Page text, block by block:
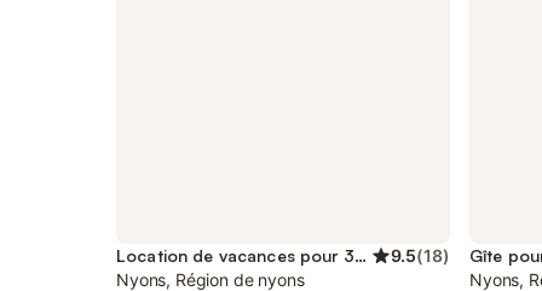
Location de vacances pour 3 personnes 9.5(18)
Nyons, Région de nyons
Gîte
Nyons,